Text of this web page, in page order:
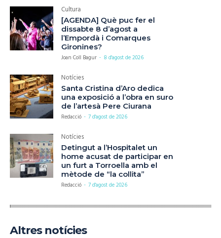
Cultura
[AGENDA] Què puc fer el
dissabte 8 d’agost a
l’Empordà i Comarques
Gironines?
Joan Coll Bagur - 8 d'agost de 2026
Notícies
Santa Cristina d’Aro dedica
una exposició a l’obra en suro
de l’artesà Pere Ciurana
Redacció - 7 d'agost de 2026
Notícies
Detingut a l’Hospitalet un
home acusat de participar en
un furt a Torroella amb el
mètode de “la collita”
Redacció - 7 d'agost de 2026
Altres notícies